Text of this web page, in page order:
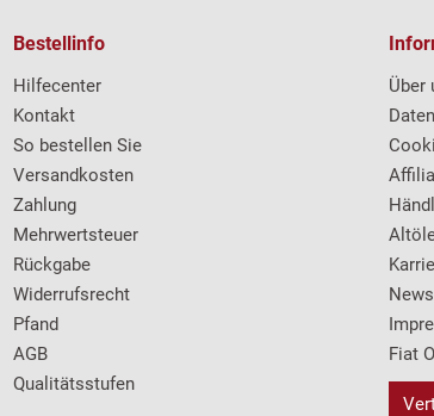
Bestellinfo
Hilfecenter
Kontakt
So bestellen Sie
Versandkosten
Zahlung
Mehrwertsteuer
Rückgabe
Widerrufsrecht
Pfand
AGB
Qualitätsstufen
Über
Fiat